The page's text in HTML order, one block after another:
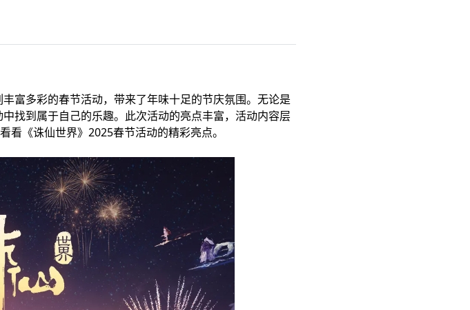
多彩的春节活动，带来了年味十足的节庆氛围。无论是
找到属于自己的乐趣。此次活动的亮点丰富，活动内容层
《诛仙世界》2025春节活动的精彩亮点。